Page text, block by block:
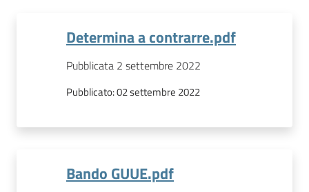
Determina a contrarre.pdf
Pubblicata 2 settembre 2022
Pubblicato:02 settembre 2022
Bando GUUE.pdf